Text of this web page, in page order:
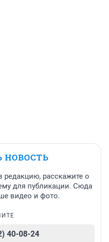
НОВОСТЬ
редакцию, расскажите о
для публикации. Сюда
видео и фото.
40-08-24